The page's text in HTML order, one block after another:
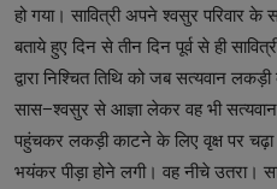
हो गया। सावित्री अपने श्वसुर परिवार के
बताये हुए दिन से तीन दिन पूर्व से ही
द्वारा निश्चित तिथि को जब सत्यवान
सास−श्वसुर से आज्ञा लेकर वह भी
पहुंचकर लकड़ी काटने के लिए वृक्ष पर
भयंकर पीड़ा होने लगी। वह नीचे उतरा।